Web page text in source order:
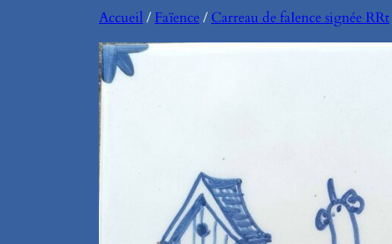
Accueil/ Faïence/ Carreau de faIence signée RRt